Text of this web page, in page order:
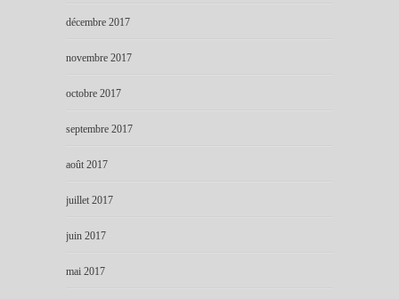
décembre 2017
novembre 2017
octobre 2017
septembre 2017
août 2017
juillet 2017
juin 2017
mai 2017